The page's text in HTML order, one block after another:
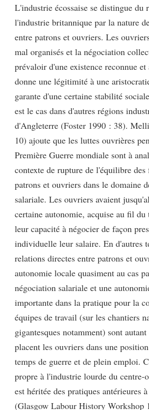
L'industrie écossaise se distingue du
l'industrie britannique par la nature
entre patrons et ouvriers. Les
mal organisés et la négociation
prévaloir d'une existence reconnue
donne une légitimité à une
garante d'une certaine stabilité
est le cas dans d'autres régions
d'Angleterre (Foster 1990 : 38).
10) ajoute que les luttes ouvrières
Première Guerre mondiale sont à
contexte de rupture de l'équilibre des
patrons et ouvriers dans le domaine
salariale. Les ouvriers avaient
certaine autonomie, acquise au fil du
leur capacité à négocier de façon
individuelle leur salaire. En d'autres
relations directes entre patrons et
autonomie locale quasiment au cas
négociation salariale et une
importante dans la pratique pour la
équipes de travail (sur les chantiers
gigantesques notamment) sont
placent les ouvriers dans une
temps de guerre et de plein emploi.
propre à l'industrie lourde du centre-
est héritée des pratiques antérieures
(Glasgow Labour History Workshop